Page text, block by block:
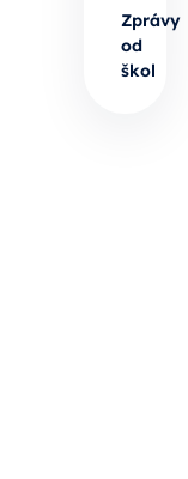
Zprávy
od
škol